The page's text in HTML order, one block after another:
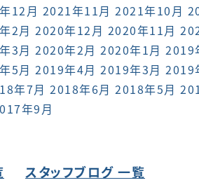
12月 2021年11月 2021年10月
2月 2020年12月 2020年11月
3月 2020年2月 2020年1月 2019
5月 2019年4月 2019年3月 2019
年7月 2018年6月 2018年5月
年9月
スタッフブログ 一覧